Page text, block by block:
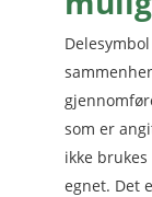
som er
ikke
egnet. Det